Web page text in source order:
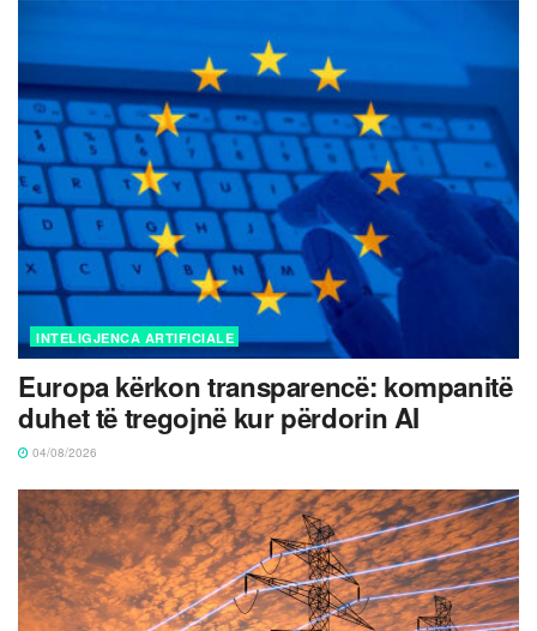
INTELIGJENCA ARTIFICIALE
Europa kërkon transparencë: kompanitë
duhet të tregojnë kur përdorin AI
04/08/2026